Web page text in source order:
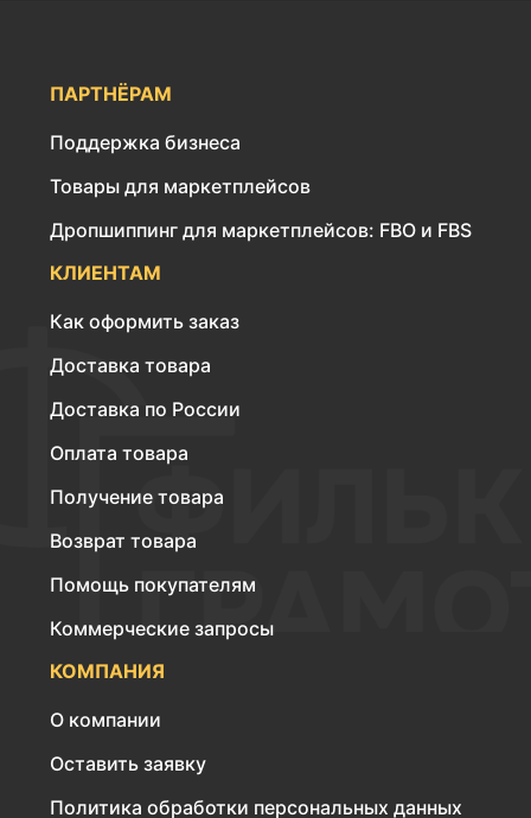
ПАРТНЁРАМ
Поддержка бизнеса
Товары для маркетплейсов
Дропшиппинг для маркетплейсов: FBO и FBS
КЛИЕНТАМ
Как оформить заказ
Доставка товара
Доставка по России
Оплата товара
Получение товара
Возврат товара
Помощь покупателям
Коммерческие запросы
КОМПАНИЯ
О компании
Оставить заявку
Политика обработки персональных данных